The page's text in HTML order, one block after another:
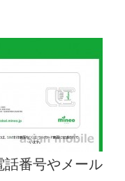
話番号やメール